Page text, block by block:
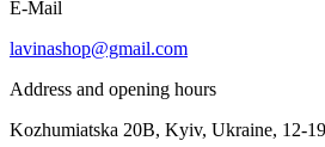
E-Mail
lavinashop@gmail.com
Address and opening hours
Kozhumiatska 20B, Kyiv, Ukraine, 12-